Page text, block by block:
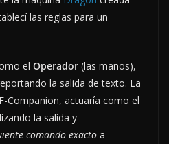
las reglas para un
el Operador (las manos),
la salida de texto. La
Companion, actuaría como el
la salida y
comando exacto a